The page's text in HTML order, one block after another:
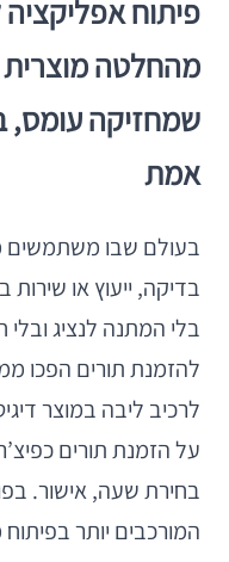
פיתוח
מהחלטה מוצרית
שמחזיקה עומס,
אמת
בעולם שבו משתמשים
בדיקה, ייעוץ או
בלי המתנה לנציג
להזמנת תורים הפכו
לרכיב ליבה במוצר
על הזמנת תורים
בחירת שעה, אישור.
המורכבים יותר